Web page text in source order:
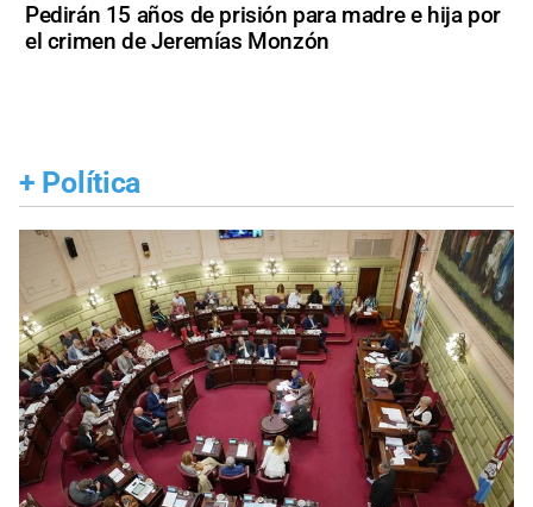
Pedirán 15 años de prisión para madre e hija por
el crimen de Jeremías Monzón
+ Política